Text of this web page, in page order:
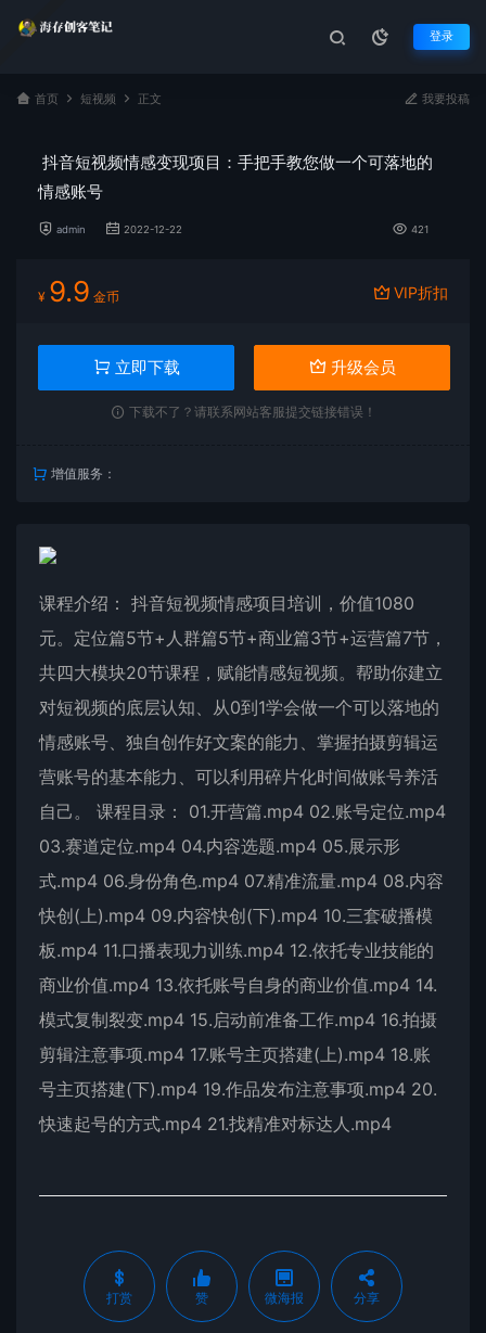
登录
首页 短视频 正文 我要投稿
抖音短视频情感变现项目：手把手教您做一个可落地的
情感账号
admin 2022-12-22 421
¥ 9.9 金币 VIP折扣
立即下载 升级会员
下载不了？请联系网站客服提交链接错误！
增值服务：
课程介绍： 抖音短视频情感项目培训，价值1080
元。定位篇5节+人群篇5节+商业篇3节+运营篇7节，
共四大模块20节课程，赋能情感短视频。帮助你建立
对短视频的底层认知、从0到1学会做一个可以落地的
情感账号、独自创作好文案的能力、掌握拍摄剪辑运
营账号的基本能力、可以利用碎片化时间做账号养活
自己。 课程目录： 01.开营篇.mp4 02.账号定位.mp4
03.赛道定位.mp4 04.内容选题.mp4 05.展示形
式.mp4 06.身份角色.mp4 07.精准流量.mp4 08.内容
快创(上).mp4 09.内容快创(下).mp4 10.三套破播模
板.mp4 11.口播表现力训练.mp4 12.依托专业技能的
商业价值.mp4 13.依托账号自身的商业价值.mp4 14.
模式复制裂变.mp4 15.启动前准备工作.mp4 16.拍摄
剪辑注意事项.mp4 17.账号主页搭建(上).mp4 18.账
号主页搭建(下).mp4 19.作品发布注意事项.mp4 20.
快速起号的方式.mp4 21.找精准对标达人.mp4
打赏 赞 微海报 分享